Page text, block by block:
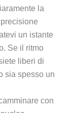
la
un istante
Se il ritmo
liberi di
sia spesso un
con